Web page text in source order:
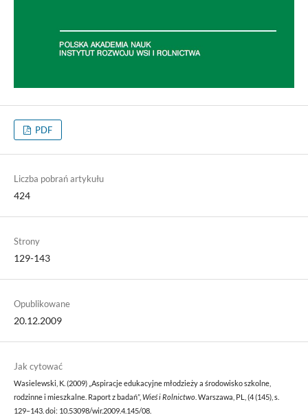
PDF
Liczba pobrań artykułu
424
Strony
129-143
Opublikowane
20.12.2009
Jak cytować
Wasielewski, K. (2009) „Aspiracje edukacyjne młodzieży a środowisko szkolne,
rodzinne i mieszkalne. Raport z badań”, Wieś i Rolnictwo. Warszawa, PL, (4 (145), s.
129–143. doi: 10.53098/wir.2009.4.145/08.